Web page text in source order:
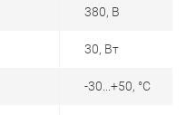
380, В
30, Вт
-30...+50, °С